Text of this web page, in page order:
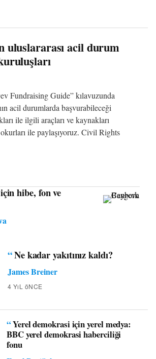
uluslararası acil durum
Fundraising Guide” kılavuzunda
acil durumlarda başvurabileceği
ile ilgili araçları ve kaynakları
ile paylaşıyoruz. Civil Rights
hibe, fon ve
“Ne kadar yakıtınız kaldı?
James Breiner
4 YıL öNCE
“Yerel demokrasi için yerel medya:
BBC yerel demokrasi haberciliği
fonu